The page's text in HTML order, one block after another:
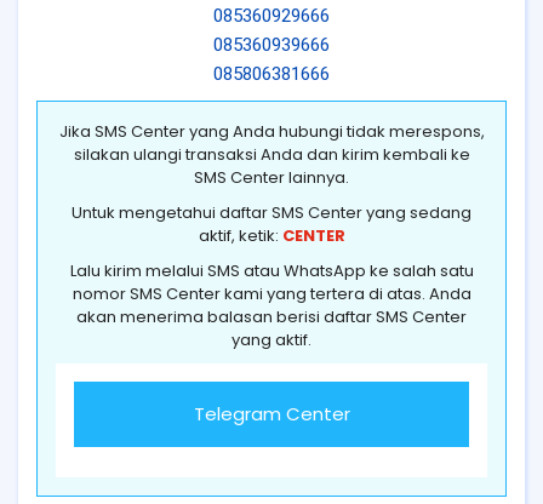
085360929666
085360939666
085806381666
Jika SMS Center yang Anda hubungi tidak merespons,
silakan ulangi transaksi Anda dan kirim kembali ke
SMS Center lainnya.
Untuk mengetahui daftar SMS Center yang sedang
aktif, ketik: CENTER
Lalu kirim melalui SMS atau WhatsApp ke salah satu
nomor SMS Center kami yang tertera di atas. Anda
akan menerima balasan berisi daftar SMS Center
yang aktif.
Telegram Center